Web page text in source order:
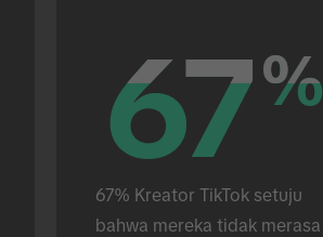
67%
67%
67% Kreator TikTok setuju
bahwa mereka tidak merasa